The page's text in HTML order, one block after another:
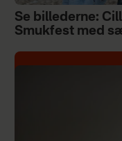
Se billederne:
Smukfest med